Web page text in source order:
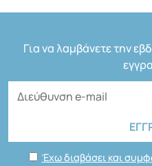
Για να λαμβάνετε την
Έχω διαβάσει και